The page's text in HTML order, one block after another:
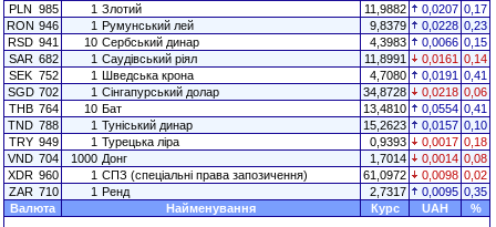
PLN 985 1 Злотий 11,9882 0,0207 0,17
RON 946 1 Румунський лей 9,8379 0,0228 0,23
RSD 941 10 Сербський динар 4,3983 0,0066 0,15
SAR 682 1 Саудівський ріял 11,8991 0,0161 0,14
SEK 752 1 Шведська крона 4,7080 0,0191 0,41
SGD 702 1 Сінгапурський долар 34,8728 0,0218 0,06
THB 764 10 Бат 13,4810 0,0554 0,41
TND 788 1 Туніський динар 15,2623 0,0157 0,10
TRY 949 1 Турецька ліра 0,9393 0,0017 0,18
VND 704 1000 Донг 1,7014 0,0014 0,08
XDR 960 1 СПЗ (спеціальні права запозичення) 61,0972 0,0098 0,02
ZAR 710 1 Ренд 2,7317 0,0095 0,35
Валюта
Найменування Курс UAH %